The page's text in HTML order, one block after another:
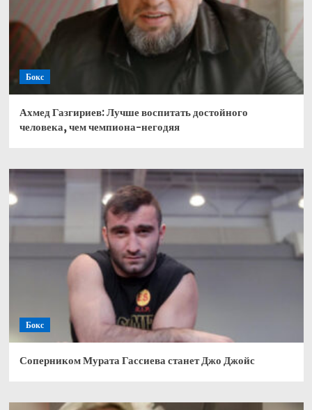
Бокс
Ахмед Газгириев: Лучше воспитать достойного
человека, чем чемпиона-негодяя
Бокс
Соперником Мурата Гассиева станет Джо Джойс